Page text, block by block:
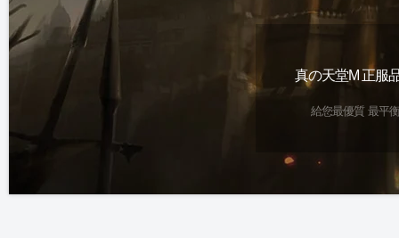
真の天堂M 正服
給您最優質 最平
『非R改非複製』完整天M版本
真の天堂M 全職業開
獨家 『死神』職業